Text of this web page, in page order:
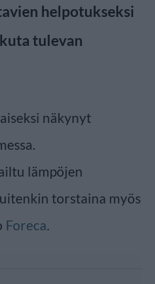
helpotukseksi
tulevan
näkynyt
lämpöjen
torstaina myös
Foreca.